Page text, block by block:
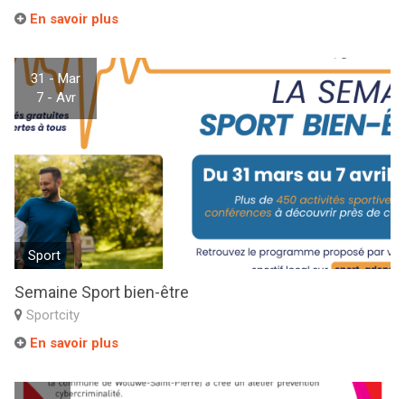
En savoir plus
31 - Mar
7 - Avr
Sport
Semaine Sport bien-être
Sportcity
En savoir plus